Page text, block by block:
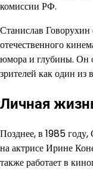
комиссии РФ.
Станислав
отечественного
юмора и глубины. Он
зрителей как один из
Личная
Позднее, в 1985 году,
на актрисе Ирине
также работает в